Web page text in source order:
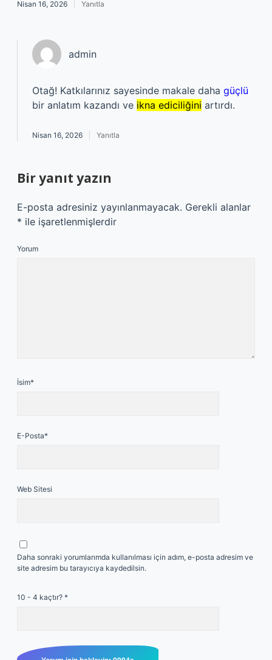
Nisan 16, 2026 Yanıtla
admin
Otağ! Katkılarınız sayesinde makale daha güçlü
bir anlatım kazandı ve ikna ediciliğini artırdı.
Nisan 16, 2026 Yanıtla
Bir yanıt yazın
E-posta adresiniz yayınlanmayacak. Gerekli alanlar
* ile işaretlenmişlerdir
Yorum
İsim*
E-Posta*
Web Sitesi
Daha sonraki yorumlarımda kullanılması için adım, e-posta adresim ve
site adresim bu tarayıcıya kaydedilsin.
10 - 4 kaçtır? *